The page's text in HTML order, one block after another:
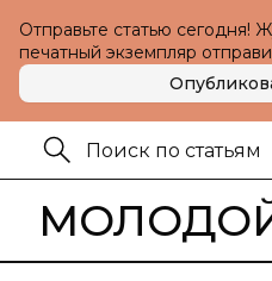
Отправьте статью сегодня!
печатный экземпляр